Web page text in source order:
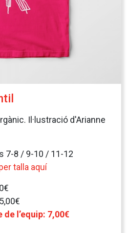
Il·lustració d'Arianne
7-8 / 9-10 / 11-12
talla aquí
l’equip: 7,00€